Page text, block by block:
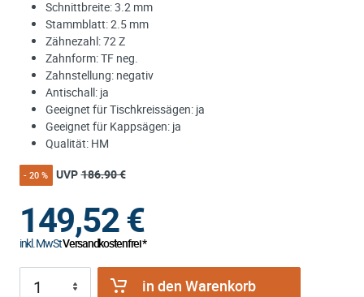
Schnittbreite: 3.2 mm
Stammblatt: 2.5 mm
Zähnezahl: 72 Z
Zahnform: TF neg.
Zahnstellung: negativ
Antischall: ja
Geeignet für Tischkreissägen: ja
Geeignet für Kappsägen: ja
Qualität: HM
- 20 % UVP 186.90 €
149,52€
inkl. MwStVersandkostenfrei *
in den Warenkorb